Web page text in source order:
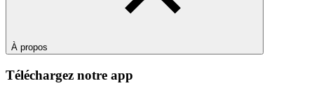
À propos
Téléchargez notre app